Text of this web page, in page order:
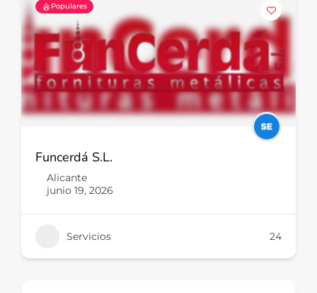
Populares
Funcerdá S.L.
Alicante
junio 19, 2026
Servicios 24